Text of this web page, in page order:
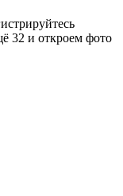
32 и откроем фото